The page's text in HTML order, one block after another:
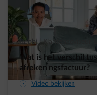
Robbi | Klantenadviseur
Wat is het verschil
afrekeningsfactuur?
arrow-play-fwd Video bekijken